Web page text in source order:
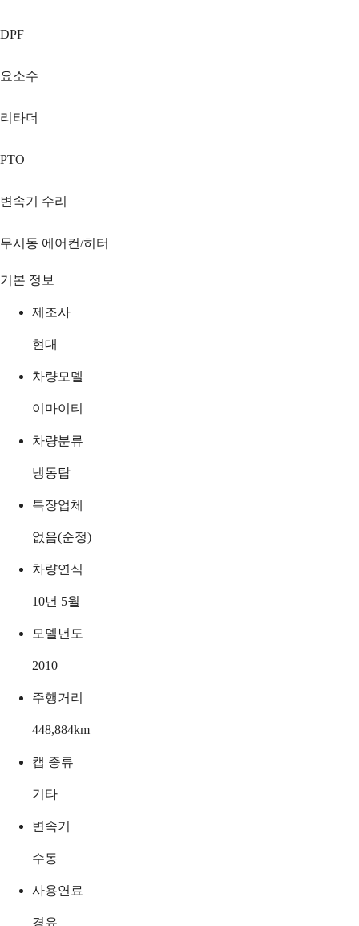
DPF
요소수
리타더
PTO
변속기 수리
무시동 에어컨/히터
기본 정보
제조사
현대
차량모델
이마이티
차량분류
냉동탑
특장업체
없음(순정)
차량연식
10년 5월
모델년도
2010
주행거리
448,884km
캡 종류
기타
변속기
수동
사용연료
경유